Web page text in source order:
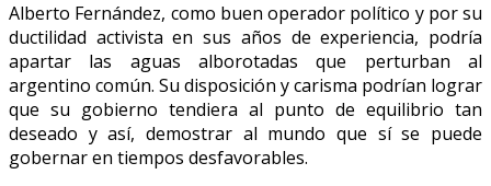
Alberto Fernández, como buen operador político y por su
ductilidad activista en sus años de experiencia, podría
apartar las aguas alborotadas que perturban al
argentino común. Su disposición y carisma podrían lograr
que su gobierno tendiera al punto de equilibrio tan
deseado y así, demostrar al mundo que sí se puede
gobernar en tiempos desfavorables.